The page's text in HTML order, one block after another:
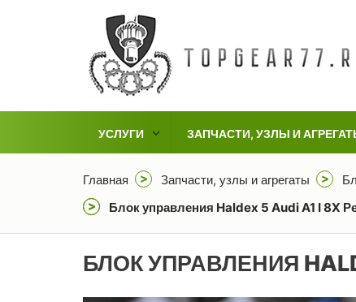
УСЛУГИ ЗАПЧАСТИ, УЗЛЫ И
Главная Запчасти, узлы и агрегаты
Блок управления Haldex 5 Audi A1 I 8X
БЛОК УПРАВЛЕНИЯ